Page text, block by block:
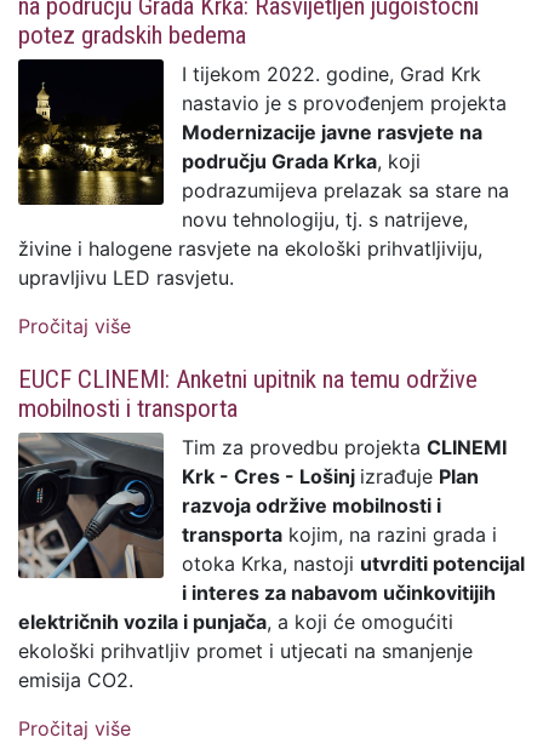
na području Grada Krka: Rasvijetljen jugoistočni
potez gradskih bedema
I tijekom 2022. godine, Grad Krk
nastavio je s provođenjem projekta
Modernizacije javne rasvjete na
području Grada Krka, koji
podrazumijeva prelazak sa stare na
novu tehnologiju, tj. s natrijeve,
živine i halogene rasvjete na ekološki prihvatljiviju,
upravljivu LED rasvjetu.
Pročitaj više
Rasvijetljen jugoistočni potez gradskih
bedema
EUCF CLINEMI: Anketni upitnik na temu održive
mobilnosti i transporta
Tim za provedbu projekta CLINEMI
Krk - Cres - Lošinj izrađuje Plan
razvoja održive mobilnosti i
transporta kojim, na razini grada i
otoka Krka, nastoji utvrditi potencijal
i interes za nabavom učinkovitijih
električnih vozila i punjača, a koji će omogućiti
ekološki prihvatljiv promet i utjecati na smanjenje
emisija CO2.
Pročitaj više